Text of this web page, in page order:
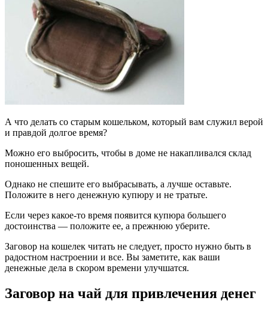
А что делать со старым кошельком, который вам служил верой
и правдой долгое время?
Можно его выбросить, чтобы в доме не накапливался склад
поношенных вещей.
Однако не спешите его выбрасывать, а лучше оставьте.
Положите в него денежную купюру и не тратьте.
Если через какое-то время появится купюра большего
достоинства — положите ее, а прежнюю уберите.
Заговор на кошелек читать не следует, просто нужно быть в
радостном настроении и все. Вы заметите, как ваши
денежные дела в скором времени улучшатся.
Заговор на чай для привлечения денег